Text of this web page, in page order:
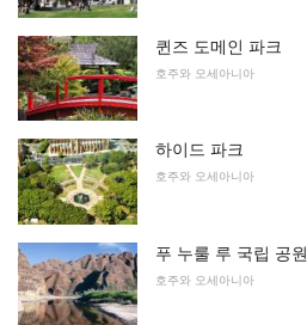
퀸즈 도메인 파크
호주와 오세아니아
하이드 파크
호주와 오세아니아
푸 누룰 루 국립 공원
호주와 오세아니아